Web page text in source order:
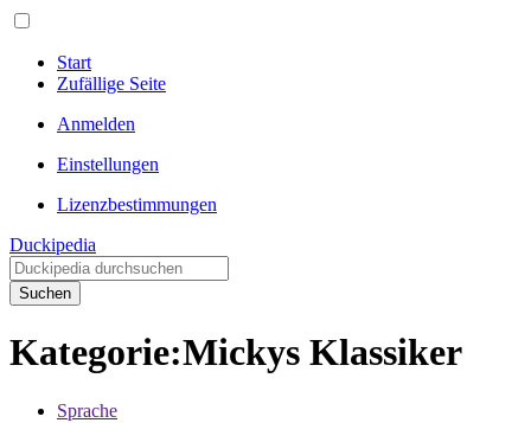
Start
Zufällige Seite
Anmelden
Einstellungen
Lizenzbestimmungen
Duckipedia
Suchen
Kategorie:Mickys Klassiker
Sprache